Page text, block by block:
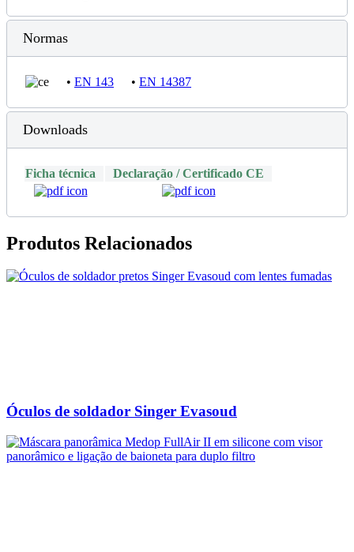
Normas
• EN 143 • EN 14387
Downloads
Ficha técnica Declaração / Certificado CE
Produtos Relacionados
Óculos de soldador Singer Evasoud